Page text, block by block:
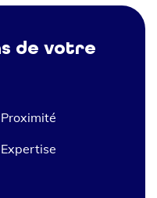
de votre
Proximité
Expertise